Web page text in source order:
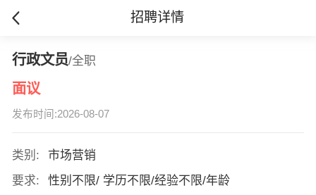
招聘详情
行政文员/全职
面议
发布时间:2026-08-07
类别:
市场营销
要求:
性别不限/ 学历不限/经验不限/年龄